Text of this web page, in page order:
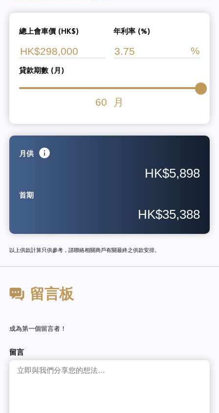
總上會車價 (HK$) 年利率 (%)
貸款期數 (月)
60 月
月供
HK$5,898
首期
HK$35,388
以上供款計算只供參考，請聯絡相關商戶有關最終之供款安排。
留言板
成為第一個留言者！
留言